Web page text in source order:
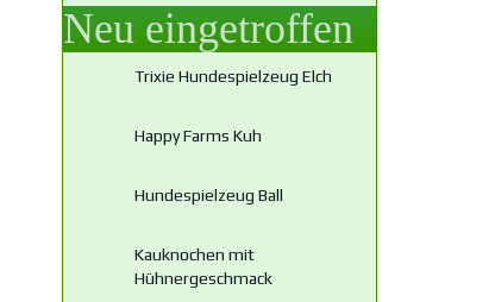
Neu eingetroffen
Trixie Hundespielzeug Elch
Happy Farms Kuh
Hundespielzeug Ball
Kauknochen mit
Hühnergeschmack